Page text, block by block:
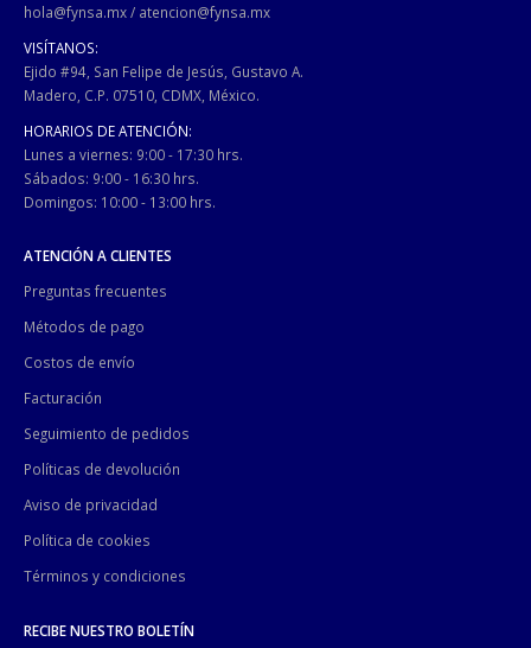
hola@fynsa.mx/ atencion@fynsa.mx
VISÍTANOS:
Ejido #94, San Felipe de Jesús, Gustavo A.
Madero, C.P. 07510, CDMX, México.
HORARIOS DE ATENCIÓN:
Lunes a viernes: 9:00 - 17:30 hrs.
Sábados: 9:00 - 16:30 hrs.
Domingos: 10:00 - 13:00 hrs.
ATENCIÓN A CLIENTES
Preguntas frecuentes
Métodos de pago
Costos de envío
Facturación
Seguimiento de pedidos
Políticas de devolución
Aviso de privacidad
Política de cookies
Términos y condiciones
RECIBE NUESTRO BOLETÍN